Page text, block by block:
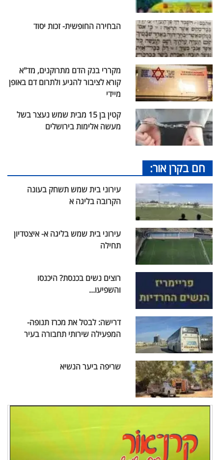
הבחירה החופשית- זכות יסוד
מקררי בנק הדם מתרוקנים, מד"א
קורא לציבור להגיע ולתרום דם באופן
מיידי
קטין בן 15 מבית שמש נעצר בשל
מעשה אלימות בירושלים
חם בקרן אור:
עירוני בית שמש תשחק בעונה
הקרובה בליגה א
עירוני בית שמש בליגה א- איצטדיון
תחילה
רוצים נשים בכנסת? היכנסו
והשפיעו...
דרישה: לבטל את מכרז תנופה-
המפעילה שירותי תחבורה בעיר
שריפה ביער הנשיא